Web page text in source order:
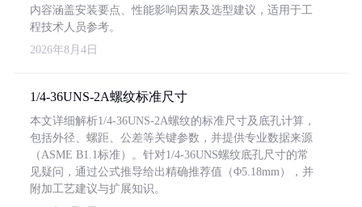
内容涵盖安装要点、性能影响因素及选型建议，适用于工
程技术人员参考。
2026年8月4日
1/4-36UNS-2A螺纹标准尺寸
本文详细解析1/4-36UNS-2A螺纹的标准尺寸及底孔计算，
包括外径、螺距、公差等关键参数，并提供专业数据来源
（ASME B1.1标准）。针对1/4-36UNS螺纹底孔尺寸的常
见疑问，通过公式推导给出精确推荐值（Φ5.18mm），并
附加工艺建议与扩展知识。